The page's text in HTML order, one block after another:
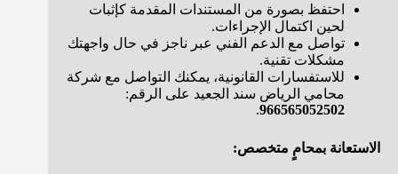
احتفظ بصورة من المستندات المقدمة كإثبات
لحين اكتمال الإجراءات.
تواصل مع الدعم الفني عبر ناجز في حال واجهتك
مشكلات تقنية.
للاستفسارات القانونية، يمكنك التواصل مع شركة
محامي الرياض سند الجعيد على الرقم:
966565052502
.
الاستعانة بمحامٍ متخصص: